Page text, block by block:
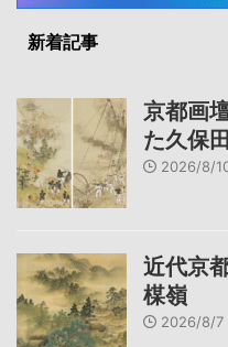
新着記事
京都画
た久保
2026/8/
近代京
楳嶺
2026/8/7